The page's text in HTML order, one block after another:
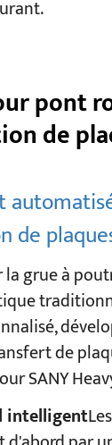
pont
de
de
la grue à
de
SANY
intelligent